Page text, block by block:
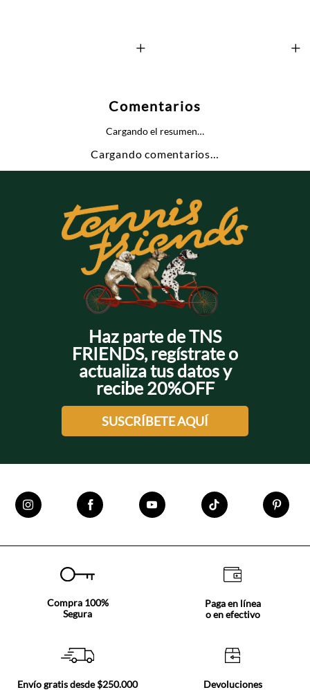
+ +
Comentarios
Cargando el resumen…
Cargando comentarios…
Haz parte de TNS
FRIENDS, regístrate o
actualiza tus datos y
recibe 20%OFF
SUSCRÍBETE AQUÍ
Compra 100%
Segura
Paga en línea
o en efectivo
Envío gratis desde $250.000
Devoluciones